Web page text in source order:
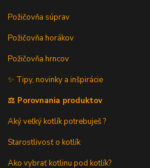
Požičovňa súprav
Požičovňa horákov
Požičovňa hrncov
✨ Tipy, novinky a inšpirácie
⚖️ Porovnania produktov
Aký veľký kotlík potrebuješ ?
Starostlivosť o kotlík
Ako vybrať kotlinu pod kotlík?